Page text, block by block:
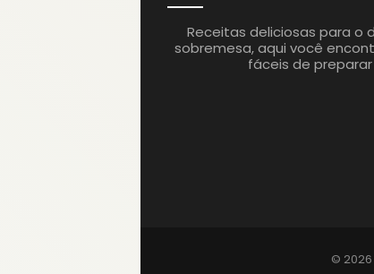
Receitas deliciosas para o
sobremesa, aqui você
fáceis de
©